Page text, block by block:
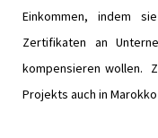
Einkommen, indem
Zertifikaten an
kompensieren wollen.
Projekts auch in